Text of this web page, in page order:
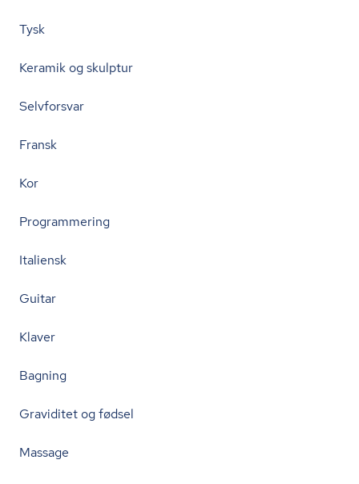
Tysk
Keramik og skulptur
Selvforsvar
Fransk
Kor
Programmering
Italiensk
Guitar
Klaver
Bagning
Graviditet og fødsel
Massage